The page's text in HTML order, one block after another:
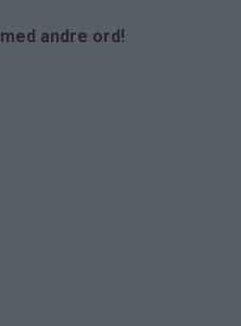
med andre ord!